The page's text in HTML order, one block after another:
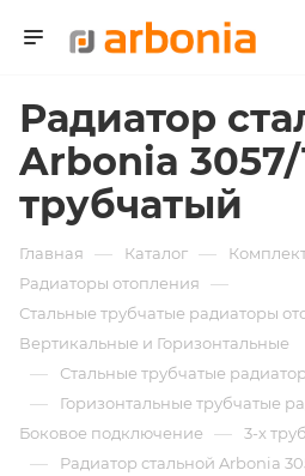
Радиатор
Arbonia 3057/
трубчатый
Главная — Каталог —
Радиаторы отопления —
Стальные трубчатые радиаторы
Вертикальные и Горизонтальные
— Стальные трубчатые
— Горизонтальные трубчатые
Боковое подключение — 3-х
— Радиатор стальной Arbonia